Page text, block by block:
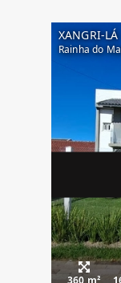
XANGRI-LÁ
Rainha do
360 m²